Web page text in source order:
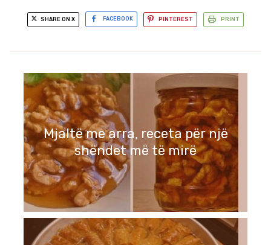
SHARE ON X FACEBOOK PINTEREST PRINT
Mjaltë me arra, receta për një
shëndet më të mirë